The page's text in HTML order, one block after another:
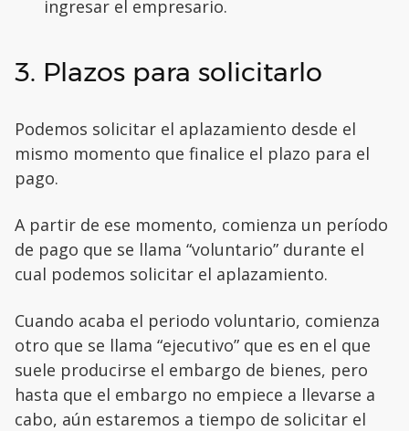
ingresar el empresario.
3. Plazos para solicitarlo
Podemos solicitar el aplazamiento desde el
mismo momento que finalice el plazo para el
pago.
A partir de ese momento, comienza un período
de pago que se llama “voluntario” durante el
cual podemos solicitar el aplazamiento.
Cuando acaba el periodo voluntario, comienza
otro que se llama “ejecutivo” que es en el que
suele producirse el embargo de bienes, pero
hasta que el embargo no empiece a llevarse a
cabo, aún estaremos a tiempo de solicitar el